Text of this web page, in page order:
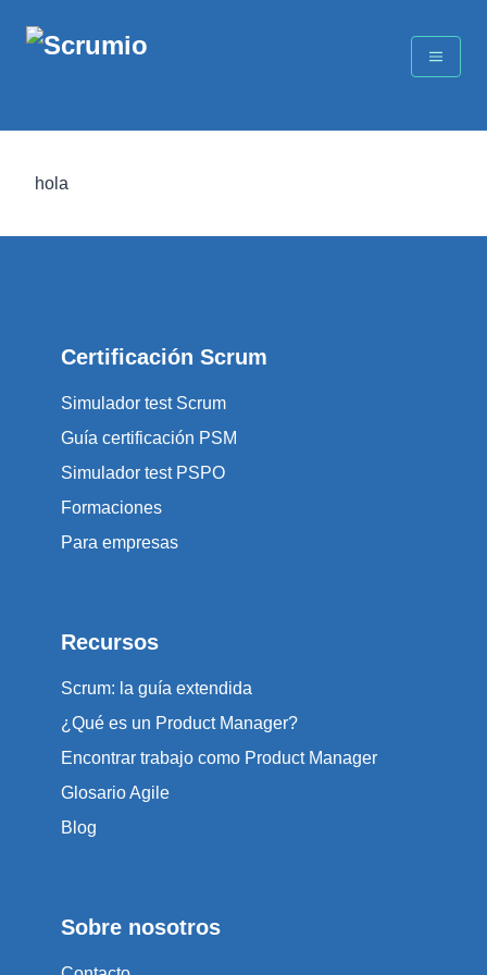
hola
Certificación Scrum
Simulador test Scrum
Guía certificación PSM
Simulador test PSPO
Formaciones
Para empresas
Recursos
Scrum: la guía extendida
¿Qué es un Product Manager?
Encontrar trabajo como Product Manager
Glosario Agile
Blog
Sobre nosotros